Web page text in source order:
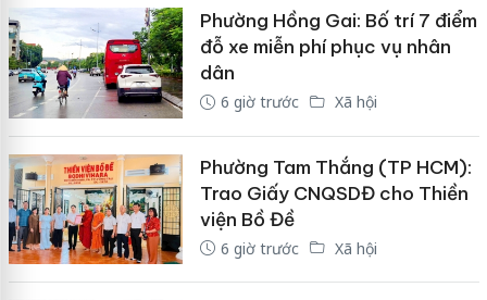
Phường Hồng Gai: Bố trí 7 điểm
đỗ xe miễn phí phục vụ nhân
dân
6 giờ trước Xã hội
Phường Tam Thắng (TP HCM):
Trao Giấy CNQSDĐ cho Thiền
viện Bồ Đề
6 giờ trước Xã hội